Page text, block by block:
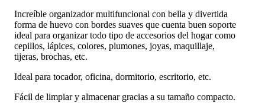
Increíble organizador multifuncional con bella y divertida
forma de huevo con bordes suaves que cuenta buen soporte
ideal para organizar todo tipo de accesorios del hogar como
cepillos, lápices, colores, plumones, joyas, maquillaje,
tijeras, brochas, etc.
Ideal para tocador, oficina, dormitorio, escritorio, etc.
Fácil de limpiar y almacenar gracias a su tamaño compacto.